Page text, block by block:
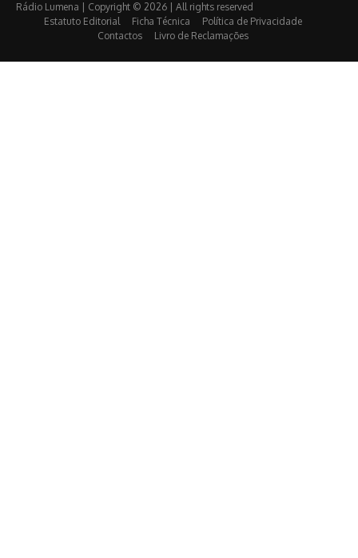
Rádio Lumena | Copyright © 2026 | All rights reserved
Estatuto Editorial
Ficha Técnica
Política de Privacidade
Contactos
Livro de Reclamações